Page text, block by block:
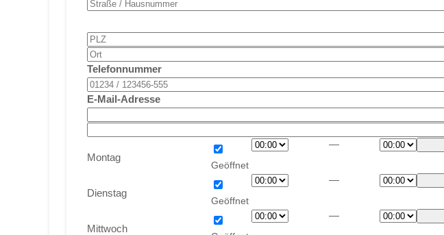
Telefonnummer
E-Mail-Adresse
Montag
—
Dienstag
—
Mittwoch
—